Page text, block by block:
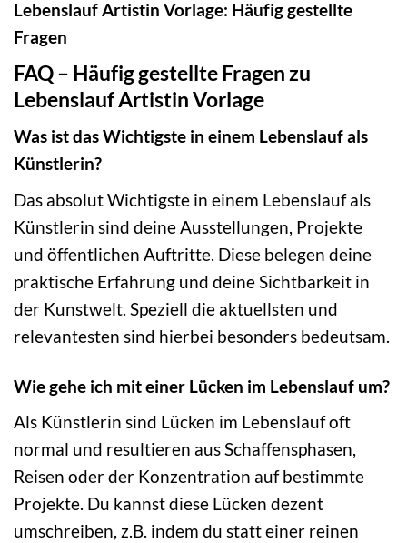
Lebenslauf Artistin Vorlage: Häufig gestellte
Fragen
FAQ – Häufig gestellte Fragen zu
Lebenslauf Artistin Vorlage
Was ist das Wichtigste in einem Lebenslauf als
Künstlerin?
Das absolut Wichtigste in einem Lebenslauf als
Künstlerin sind deine Ausstellungen, Projekte
und öffentlichen Auftritte. Diese belegen deine
praktische Erfahrung und deine Sichtbarkeit in
der Kunstwelt. Speziell die aktuellsten und
relevantesten sind hierbei besonders bedeutsam.
Wie gehe ich mit einer Lücken im Lebenslauf um?
Als Künstlerin sind Lücken im Lebenslauf oft
normal und resultieren aus Schaffensphasen,
Reisen oder der Konzentration auf bestimmte
Projekte. Du kannst diese Lücken dezent
umschreiben, z.B. indem du statt einer reinen